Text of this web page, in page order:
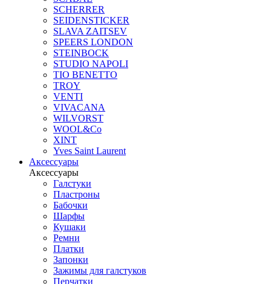
SCHERRER
SEIDENSTICKER
SLAVA ZAITSEV
SPEERS LONDON
STEINBOCK
STUDIO NAPOLI
TIO BENETTO
TROY
VENTI
VIVACANA
WILVORST
WOOL&Co
XINT
Yves Saint Laurent
Аксессуары
Аксессуары
Галстуки
Пластроны
Бабочки
Шарфы
Кушаки
Ремни
Платки
Запонки
Зажимы для галстуков
Перчатки